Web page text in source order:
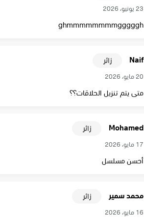
23 يونيو، 2026
ghmmmmmmmmgggggh
Naif زائر
20 مايو، 2026
متى يتم تنزيل الحلاقات؟؟
Mohamed زائر
17 مايو، 2026
أحسن مسلسل
محمد سمير زائر
16 مايو، 2026